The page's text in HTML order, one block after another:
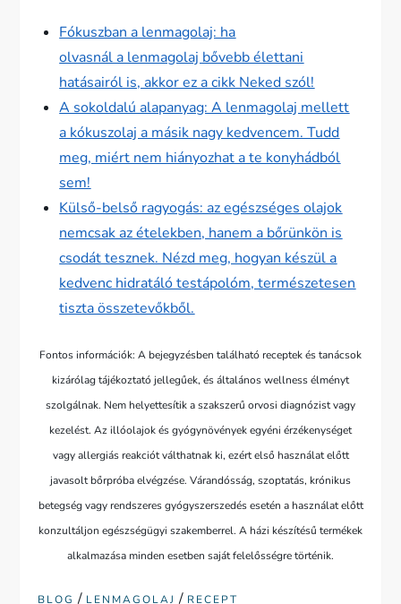
Fókuszban a lenmagolaj: ha
olvasnál a lenmagolaj bővebb élettani
hatásairól is, akkor ez a cikk Neked szól!
A sokoldalú alapanyag: A lenmagolaj mellett
a kókuszolaj a másik nagy kedvencem. Tudd
meg, miért nem hiányozhat a te konyhádból
sem!
Külső-belső ragyogás: az egészséges olajok
nemcsak az ételekben, hanem a bőrünkön is
csodát tesznek. Nézd meg, hogyan készül a
kedvenc hidratáló testápolóm, természetesen
tiszta összetevőkből.
Fontos információk: A bejegyzésben található receptek és tanácsok
kizárólag tájékoztató jellegűek, és általános wellness élményt
szolgálnak. Nem helyettesítik a szakszerű orvosi diagnózist vagy
kezelést. Az illóolajok és gyógynövények egyéni érzékenységet
vagy allergiás reakciót válthatnak ki, ezért első használat előtt
javasolt bőrpróba elvégzése. Várandósság, szoptatás, krónikus
betegség vagy rendszeres gyógyszerszedés esetén a használat előtt
konzultáljon egészségügyi szakemberrel. A házi készítésű termékek
alkalmazása minden esetben saját felelősségre történik.
BLOG / LENMAGOLAJ / RECEPT